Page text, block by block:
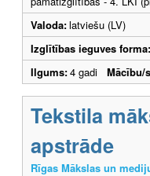
Valoda:latviešu (LV)
Izglītības ieguves forma:
Ilgums:4 gadi Mācību/
Tekstila
apstrāde
Rīgas Mākslas un